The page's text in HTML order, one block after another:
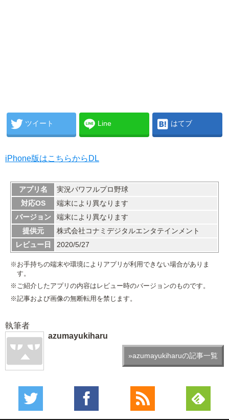
ツイート Line はてブ
iPhone版はこちらからDL
アプリ名
実況パワフルプロ野球
対応OS
端末により異なります
バージョン
端末により異なります
提供元
株式会社コナミデジタルエンタテインメント
レビュー日
2020/5/27
※お手持ちの端末や環境によりアプリが利用できない場合がありま
す。
※ご紹介したアプリの内容はレビュー時のバージョンのものです。
※記事および画像の無断転用を禁じます。
執筆者
azumayukiharu
»azumayukiharuの記事一覧